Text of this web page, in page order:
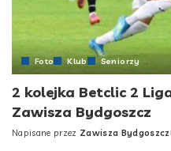
Foto Klub Seniorzy
2 kolejka Betclic 2
Zawisza Bydgoszcz
Posted
Napisane przez Zawisza Bydgoszcz